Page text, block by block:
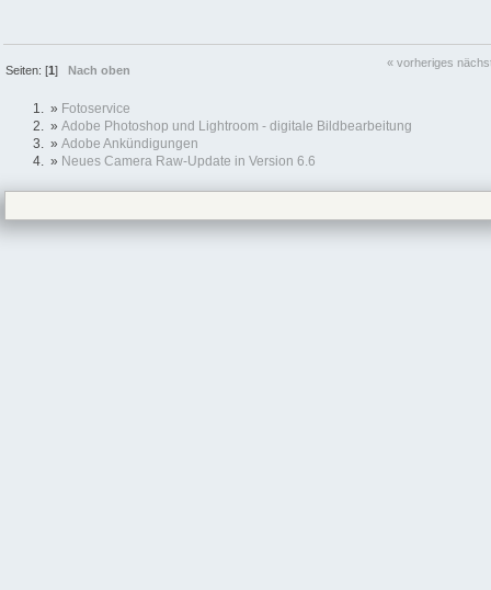
Seiten: [1]Nach oben
« vorheriges
» Fotoservice
» Adobe Photoshop und Lightroom - digitale Bildbearbeitung
» Adobe Ankündigungen
» Neues Camera Raw-Update in Version 6.6